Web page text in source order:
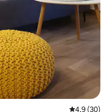
4,9 de uma
4,9 (30)